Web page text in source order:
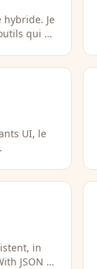
Je
qui …
UI, le
in
JSON …